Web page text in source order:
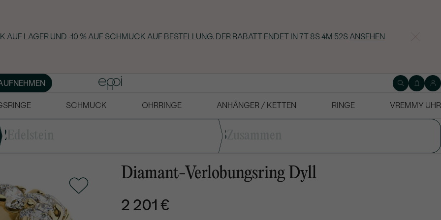
AUF LAGER UND -10 % AUF SCHMUCK AUF BESTELLUNG. DER RABATT ENDET IN7T 8S 4M 51S ANSEHEN
SCHMUCK OHRRINGE ANHÄNGER / KETTEN RINGE VREMMY UHR
2 3
Diamant-Verlobungsring Dyll
2 201 €